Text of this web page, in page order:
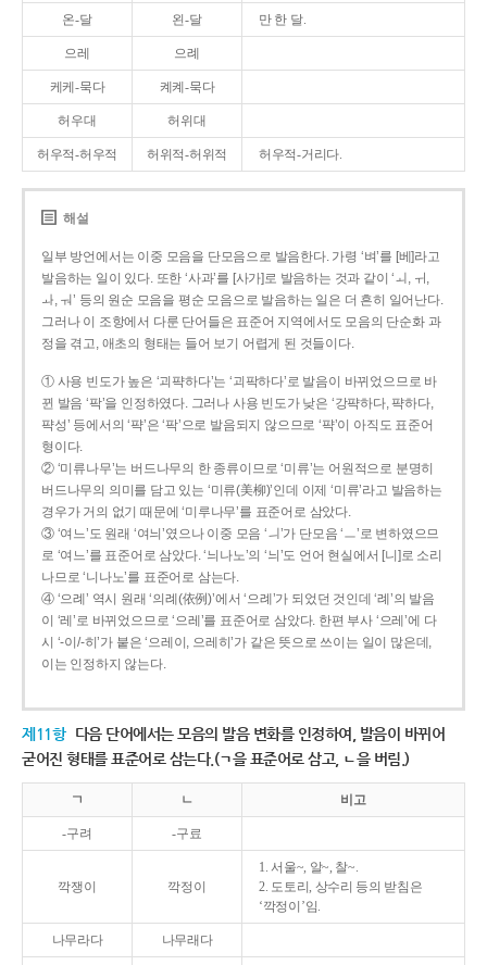
온-달 왼-달 만 한 달.
으레 으례
케케-묵다 켸켸-묵다
허우대 허위대
허우적-허우적 허위적-허위적 허우적-거리다.
해설
일부 방언에서는 이중 모음을 단모음으로 발음한다. 가령 ‘벼’를 [베]라고
발음하는 일이 있다. 또한 ‘사과’를 [사가]로 발음하는 것과 같이 ‘ㅚ, ㅟ,
ㅘ, ㅝ’ 등의 원순 모음을 평순 모음으로 발음하는 일은 더 흔히 일어난다.
그러나 이 조항에서 다룬 단어들은 표준어 지역에서도 모음의 단순화 과
정을 겪고, 애초의 형태는 들어 보기 어렵게 된 것들이다.
① 사용 빈도가 높은 ‘괴퍅하다’는 ‘괴팍하다’로 발음이 바뀌었으므로 바
뀐 발음 ‘팍’을 인정하였다. 그러나 사용 빈도가 낮은 ‘강퍅하다, 퍅하다,
퍅성’ 등에서의 ‘퍅’은 ‘팍’으로 발음되지 않으므로 ‘퍅’이 아직도 표준어
형이다.
② ‘미류나무’는 버드나무의 한 종류이므로 ‘미류’는 어원적으로 분명히
버드나무의 의미를 담고 있는 ‘미류(美柳)’인데 이제 ‘미류’라고 발음하는
경우가 거의 없기 때문에 ‘미루나무’를 표준어로 삼았다.
③ ‘여느’도 원래 ‘여늬’였으나 이중 모음 ‘ㅢ’가 단모음 ‘ㅡ’로 변하였으므
로 ‘여느’를 표준어로 삼았다. ‘늬나노’의 ‘늬’도 언어 현실에서 [니]로 소리
나므로 ‘니나노’를 표준어로 삼는다.
④ ‘으례’ 역시 원래 ‘의례(依例)’에서 ‘으례’가 되었던 것인데 ‘례’의 발음
이 ‘레’로 바뀌었으므로 ‘으레’를 표준어로 삼았다. 한편 부사 ‘으레’에 다
시 ‘-이/-히’가 붙은 ‘으레이, 으레히’가 같은 뜻으로 쓰이는 일이 많은데,
이는 인정하지 않는다.
제11항 다음 단어에서는 모음의 발음 변화를 인정하여, 발음이 바뀌어
굳어진 형태를 표준어로 삼는다.(ㄱ을 표준어로 삼고, ㄴ을 버림.)
ㄱ ㄴ 비고
-구려 -구료
깍쟁이 깍정이
1. 서울~, 알~, 찰~.
2. 도토리, 상수리 등의 받침은
‘깍정이’임.
나무라다 나무래다